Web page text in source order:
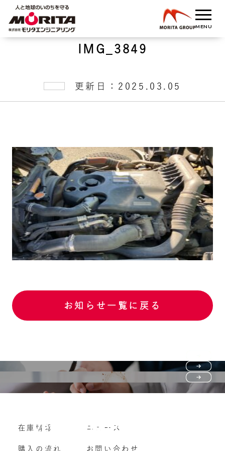
IMG_3849
更新日：2025.03.05
お知らせ一覧に戻る
購入の流れ
よくいただくご質問
Vehicle purchase
車両買い取り
在庫情報
購入の流れ
ニュース
お問い合わせ